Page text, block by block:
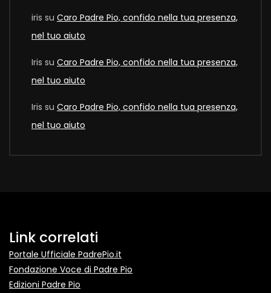
iris su Caro Padre Pio, confido nella tua presenza,
nel tuo aiuto
Iris su Caro Padre Pio, confido nella tua presenza,
nel tuo aiuto
Iris su Caro Padre Pio, confido nella tua presenza,
nel tuo aiuto
Link correlati
Portale Ufficiale PadrePio.it
Fondazione Voce di Padre Pio
Edizioni Padre Pio